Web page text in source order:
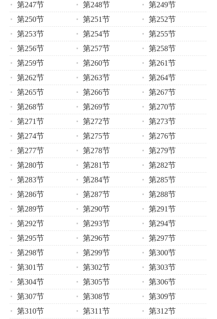
第247节
第248节
第249节
第250节
第251节
第252节
第253节
第254节
第255节
第256节
第257节
第258节
第259节
第260节
第261节
第262节
第263节
第264节
第265节
第266节
第267节
第268节
第269节
第270节
第271节
第272节
第273节
第274节
第275节
第276节
第277节
第278节
第279节
第280节
第281节
第282节
第283节
第284节
第285节
第286节
第287节
第288节
第289节
第290节
第291节
第292节
第293节
第294节
第295节
第296节
第297节
第298节
第299节
第300节
第301节
第302节
第303节
第304节
第305节
第306节
第307节
第308节
第309节
第310节
第311节
第312节